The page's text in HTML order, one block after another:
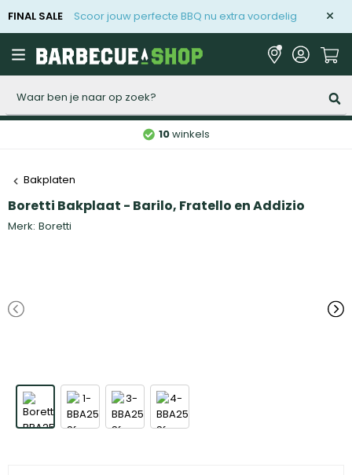
FINAL SALE Scoor jouw perfecte BBQ nu extra voordelig
10winkels
Bakplaten
Boretti Bakplaat - Barilo, Fratello en Addizio
Merk: Boretti